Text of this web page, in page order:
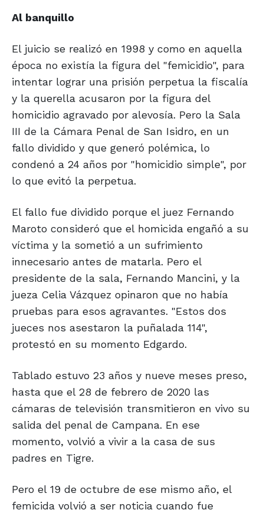
Al banquillo
El juicio se realizó en 1998 y como en aquella
época no existía la figura del "femicidio", para
intentar lograr una prisión perpetua la fiscalía
y la querella acusaron por la figura del
homicidio agravado por alevosía. Pero la Sala
III de la Cámara Penal de San Isidro, en un
fallo dividido y que generó polémica, lo
condenó a 24 años por "homicidio simple", por
lo que evitó la perpetua.
El fallo fue dividido porque el juez Fernando
Maroto consideró que el homicida engañó a su
víctima y la sometió a un sufrimiento
innecesario antes de matarla. Pero el
presidente de la sala, Fernando Mancini, y la
jueza Celia Vázquez opinaron que no había
pruebas para esos agravantes. "Estos dos
jueces nos asestaron la puñalada 114",
protestó en su momento Edgardo.
Tablado estuvo 23 años y nueve meses preso,
hasta que el 28 de febrero de 2020 las
cámaras de televisión transmitieron en vivo su
salida del penal de Campana. En ese
momento, volvió a vivir a la casa de sus
padres en Tigre.
Pero el 19 de octubre de ese mismo año, el
femicida volvió a ser noticia cuando fue